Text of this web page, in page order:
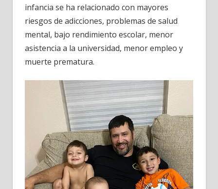
infancia se ha relacionado con mayores
riesgos de adicciones, problemas de salud
mental, bajo rendimiento escolar, menor
asistencia a la universidad, menor empleo y
muerte prematura.